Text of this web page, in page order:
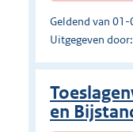
Geldend van
Uitgegeven
en